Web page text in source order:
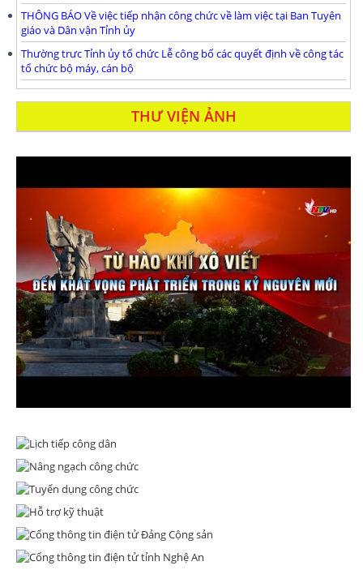
THÔNG BÁO Về việc tiếp nhận công chức về làm việc tại Ban Tuyên
giáo và Dân vận Tỉnh ủy
Thường trưc Tỉnh ủy tổ chức Lễ công bố các quyết định về công tác
tổ chức bộ máy, cán bộ
THƯ VIỆN ẢNH